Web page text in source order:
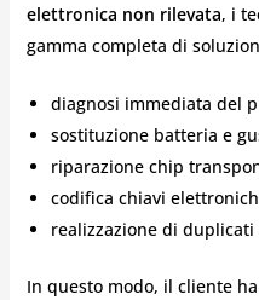
elettronica non rilevata, i
gamma completa di
diagnosi immediata del
sostituzione batteria e
riparazione chip
codifica chiavi
realizzazione di
In questo modo, il cliente